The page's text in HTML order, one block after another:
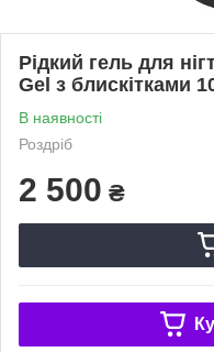
Рідкий гель для
Gel з блискітками
В наявності
Роздріб
2 500 ₴